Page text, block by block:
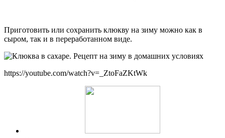
Приготовить или сохранить клюкву на зиму можно как в
сыром, так и в переработанном виде.
https://youtube.com/watch?v=_ZtoFaZKtWk